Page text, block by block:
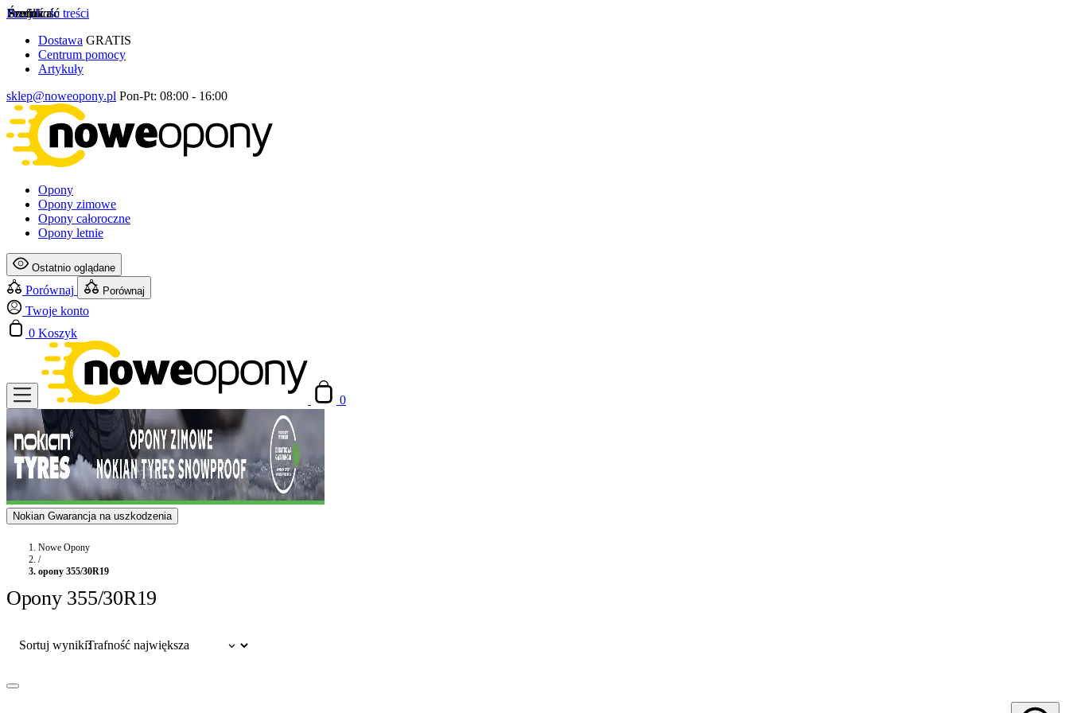
Przejdź do treści
Dostawa GRATIS
Centrum pomocy
Artykuły
sklep@noweopony.pl Pon-Pt: 08:00 - 16:00
Opony
Opony zimowe
Opony całoroczne
Opony letnie
Ostatnio oglądane
Porównaj Porównaj
Twoje konto
0 Koszyk
0
Nokian Gwarancja na uszkodzenia
Nowe Opony
/
opony 355/30R19
Opony 355/30R19
Sortuj wyniki:
Szerokość
Profil
Średnica